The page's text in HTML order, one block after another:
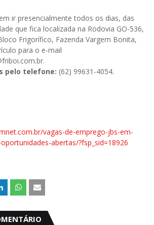
ir presencialmente todos os dias, das
que fica localizada na Rodovia GO-536,
Frigorífico, Fazenda Vargem Bonita,
para o e-mail
pelo telefone: (62) 99631-4054.
vagas-de-emprego-jbs-em-
abertas/?fsp_sid=18926